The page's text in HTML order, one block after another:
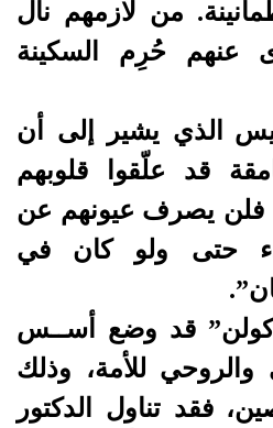
من لازمهم نال
عنهم حُرِم السكينة
الذي يشير إلى أن
قد علّقوا قلوبهم
فلن يصرف عيونهم عن
حتى ولو كان في
“كولن” قد وضع أســس
والروحي للأمة، وذلك
فقد تناول الدكتور